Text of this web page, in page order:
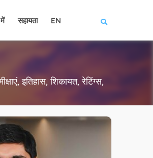
सहायता EN
इतिहास, शिकायत, रेटिंग्स,